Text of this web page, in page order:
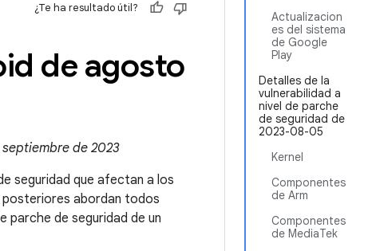
Actualizacion
es del sistema
de Google
Play
Detalles de la
vulnerabilidad a
nivel de parche
de seguridad de
2023-08-05
Kernel
Componentes
de Arm
Componentes
de MediaTek
¿Te ha resultado útil?
de agosto
de 2023
seguridad que afectan a los
posteriores abordan todos
parche de seguridad de un